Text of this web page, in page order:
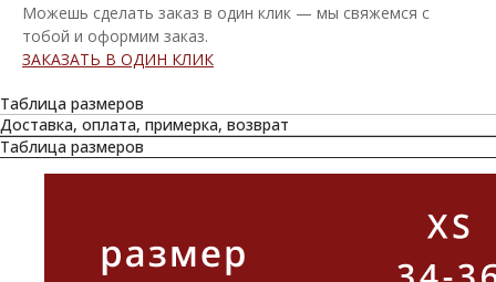
Можешь сделать заказ в один клик — мы свяжемся с
тобой и оформим заказ.
ЗАКАЗАТЬ В ОДИН КЛИК
Таблица размеров
Доставка, оплата, примерка, возврат
Таблица размеров